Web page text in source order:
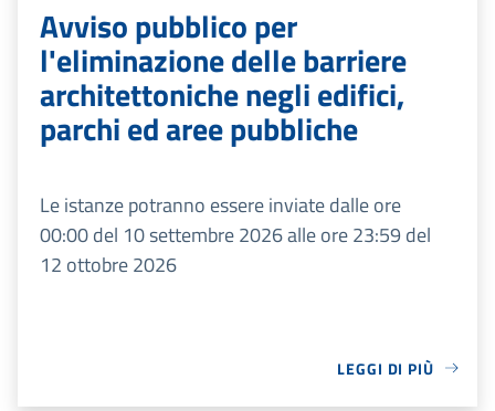
Avviso pubblico per
l'eliminazione delle barriere
architettoniche negli edifici,
parchi ed aree pubbliche
Le istanze potranno essere inviate dalle ore
00:00 del 10 settembre 2026 alle ore 23:59 del
12 ottobre 2026
LEGGI DI PIÙ